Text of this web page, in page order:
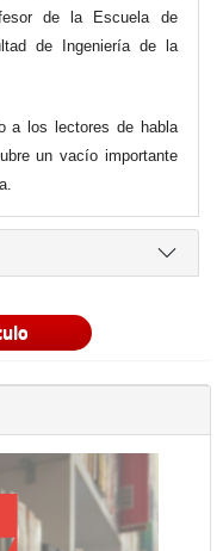
de la Escuela de
de Ingeniería de la
a los lectores de habla
un vacío importante